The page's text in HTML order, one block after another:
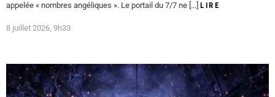
appelée « nombres angéliques ». Le portail du 7/7 ne […] LIRE
8 juillet 2026, 9h33